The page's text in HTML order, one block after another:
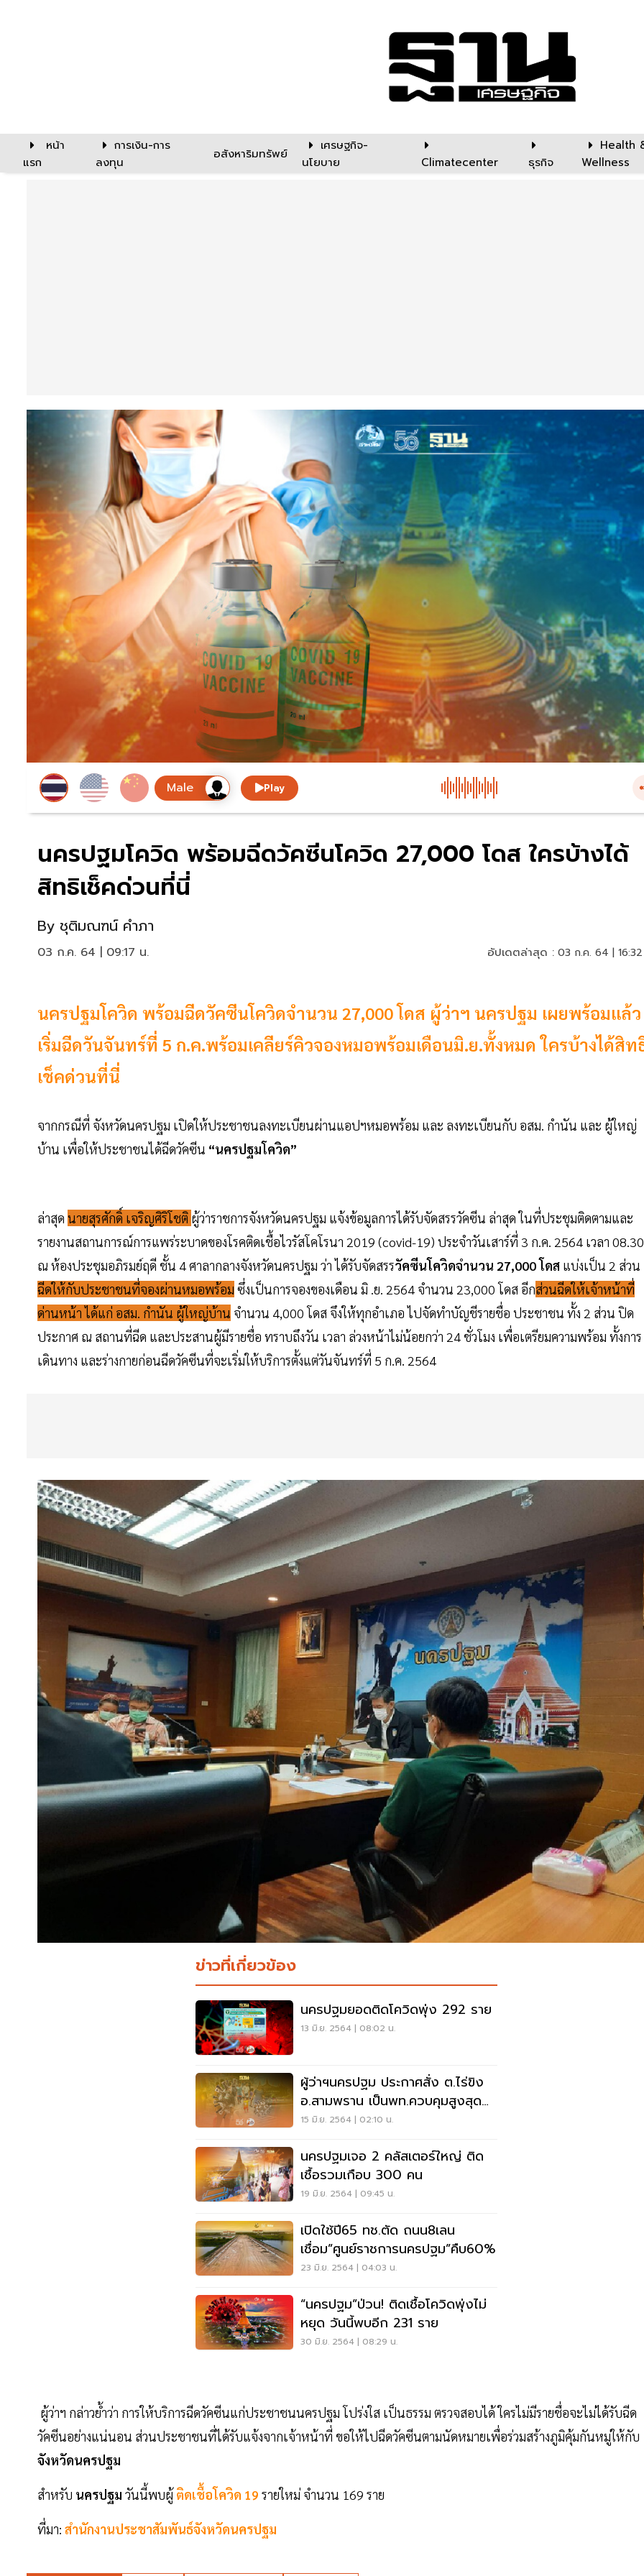
หน้า
แรก
การเงิน-การ
ลงทุน
อสังหาริมทรัพย์
เศรษฐกิจ-
นโยบาย
Climatecenter ธุรกิจ
Health
Wellness
Play
นครปฐมโควิด พร้อมฉีดวัคซีนโควิด 27,000 โดส ใครบ้างได้
สิทธิเช็คด่วนที่นี่
By ชุติมณฑน์ คำภา
03 ก.ค. 64 | 09:17 น. อัปเดตล่าสุด : 03 ก.ค. 64 |
นครปฐมโควิด พร้อมฉีดวัคซีนโควิดจำนวน 27,000 โดส ผู้ว่าฯ นครปฐม เผยพร้อมแล้ว
เริ่มฉีดวันจันทร์ที่ 5 ก.ค.พร้อมเคลียร์คิวจองหมอพร้อมเดือนมิ.ย.ทั้งหมด ใครบ้างได้สิท
เช็คด่วนที่นี่
จากกรณีที่ จังหวัดนครปฐม เปิดให้ประชาชนลงทะเบียนผ่านแอปฯหมอพร้อม และ ลงทะเบียนกับ อสม. กำนัน และ ผู้ใหญ่
บ้าน เพื่อให้ประชาชนได้ฉีดวัคซีน “นครปฐมโควิด”
ล่าสุด นายสุรศักดิ์ เจริญศิริโชติ ผู้ว่าราชการจังหวัดนครปฐม แจ้งข้อมูลการได้รับจัดสรรวัคซีน ล่าสุด ในที่ประชุมติดตามและ
รายงานสถานการณ์การแพร่ระบาดของโรคติดเชื้อไวรัสโคโรนา 2019 (covid-19) ประจำวันเสาร์ที่ 3 ก.ค. 2564 เวลา 08.30
ณ ห้องประชุมอภิรมย์ฤดี ชั้น 4 ศาลากลางจังหวัดนครปฐม ว่า ได้รับจัดสรรวัคซีนโควิดจำนวน 27,000 โดส แบ่งเป็น 2 ส่วน
ฉีดให้กับประชาชนที่จองผ่านหมอพร้อม ซึ่งเป็นการจองของเดือน มิ .ย. 2564 จำนวน 23,000 โดส อีกส่วนฉีดให้เจ้าหน้าที่
ด่านหน้า ได้แก่ อสม. กำนัน ผู้ใหญ่บ้าน จำนวน 4,000 โดส จึงให้ทุกอำเภอ ไปจัดทำบัญชีรายชื่อ ประชาชน ทั้ง 2 ส่วน ปิด
ประกาศ ณ สถานที่ฉีด และประสานผู้มีรายชื่อ ทราบถึงวัน เวลา ล่วงหน้าไม่น้อยกว่า 24 ชั่วโมง เพื่อเตรียมความพร้อม ทั้งการ
เดินทาง และร่างกายก่อนฉีดวัคซีนที่จะเริ่มให้บริการตั้งแต่วันจันทร์ที่ 5 ก.ค. 2564
ข่าวที่เกี่ยวข้อง
นครปฐมยอดติดโควิดพุ่ง 292 ราย
13 มิ.ย. 2564 | 08:02 น.
ผู้ว่าฯนครปฐม ประกาศสั่ง ต.ไร่ขิง
อ.สามพราน เป็นพท.ควบคุมสูงสุด
และเข้มงวด
15 มิ.ย. 2564 | 02:10 น.
นครปฐมเจอ 2 คลัสเตอร์ใหญ่ ติด
เชื้อรวมเกือบ 300 คน
19 มิ.ย. 2564 | 09:45 น.
เปิดใช้ปี65 ทช.ตัด ถนน8เลน
เชื่อม”ศูนย์ราชการนครปฐม”คืบ60%
23 มิ.ย. 2564 | 04:03 น.
“นครปฐม”ป่วน! ติดเชื้อโควิดพุ่งไม่
หยุด วันนี้พบอีก 231 ราย
30 มิ.ย. 2564 | 08:29 น.
ผู้ว่าฯ กล่าวย้ำว่า การให้บริการฉีดวัคซีนแก่ประชาชนนครปฐม โปร่งใส เป็นธรรม ตรวจสอบได้ ใครไม่มีรายชื่อจะไม่ได้รับฉีด
วัคซีนอย่างแน่นอน ส่วนประชาชนที่ได้รับแจ้งจากเจ้าหน้าที่ ขอให้ไปฉีดวัคซีนตามนัดหมายเพื่อร่วมสร้างภูมิคุ้มกันหมู่ให้กับ
จังหวัดนครปฐม
สำหรับ นครปฐม วันนี้พบผู้ ติดเชื้อโควิด 19 รายใหม่ จำนวน 169 ราย
ที่มา: สำนักงานประชาสัมพันธ์จังหวัดนครปฐม